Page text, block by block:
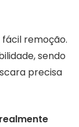
fácil remoção.
sendo
precisa